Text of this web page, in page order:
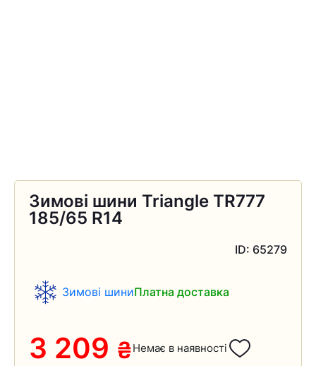
Зимові шини Triangle TR777
185/65 R14
ID: 65279
Зимові шиниПлатна доставка
3 209 ₴Немає в наявності